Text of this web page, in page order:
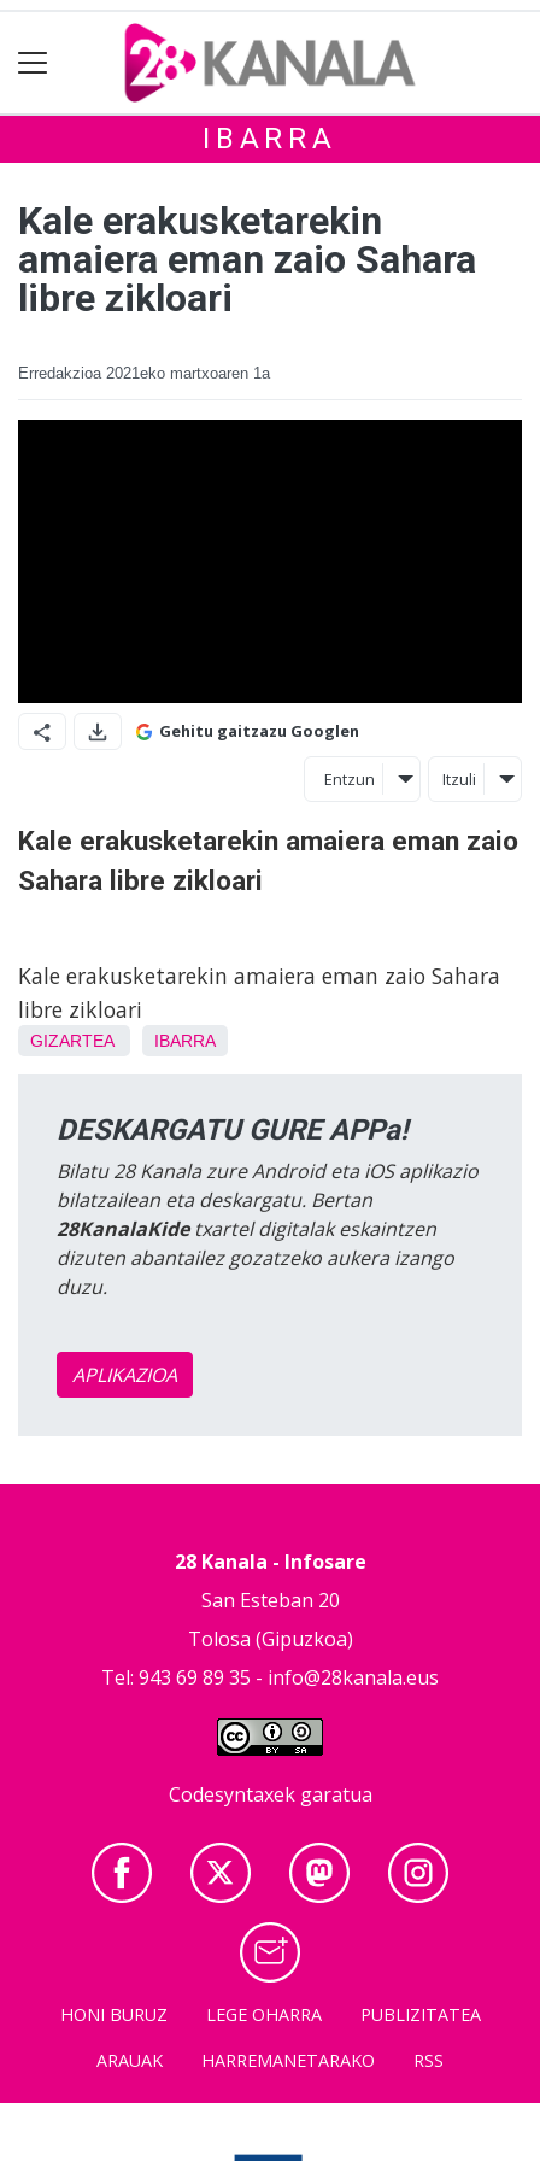
IBARRA
Kale erakusketarekin
amaiera eman zaio Sahara
libre zikloari
Erredakzioa 2021eko martxoaren 1a
Gehitu gaitzazu Googlen
Entzun Itzuli
Kale erakusketarekin amaiera eman zaio
Sahara libre zikloari
Kale erakusketarekin amaiera eman zaio Sahara
libre zikloari
GIZARTEA IBARRA
DESKARGATU GURE APPa!
Bilatu 28 Kanala zure Android eta iOS aplikazio
bilatzailean eta deskargatu. Bertan
28KanalaKidetxartel digitalak eskaintzen
dizuten abantailez gozatzeko aukera izango
duzu.
APLIKAZIOA
28 Kanala - Infosare
San Esteban 20
Tolosa (Gipuzkoa)
Tel: 943 69 89 35 - info@28kanala.eus
Codesyntaxek garatua
HONI BURUZ LEGE OHARRA
PUBLIZITATEA
ARAUAK
HARREMANETARAKO RSS